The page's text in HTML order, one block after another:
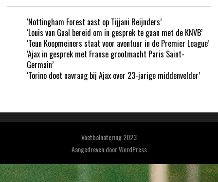
‘Nottingham Forest aast op Tijjani Reijnders’
‘Louis van Gaal bereid om in gesprek te gaan met de KNVB’
‘Teun Koopmeiners staat voor avontuur in de Premier League’
‘Ajax in gesprek met Franse grootmacht Paris Saint-
Germain’
‘Torino doet navraag bij Ajax over 23-jarige middenvelder’
Voetbalnotering 2023
Aangedreven doorWordPress